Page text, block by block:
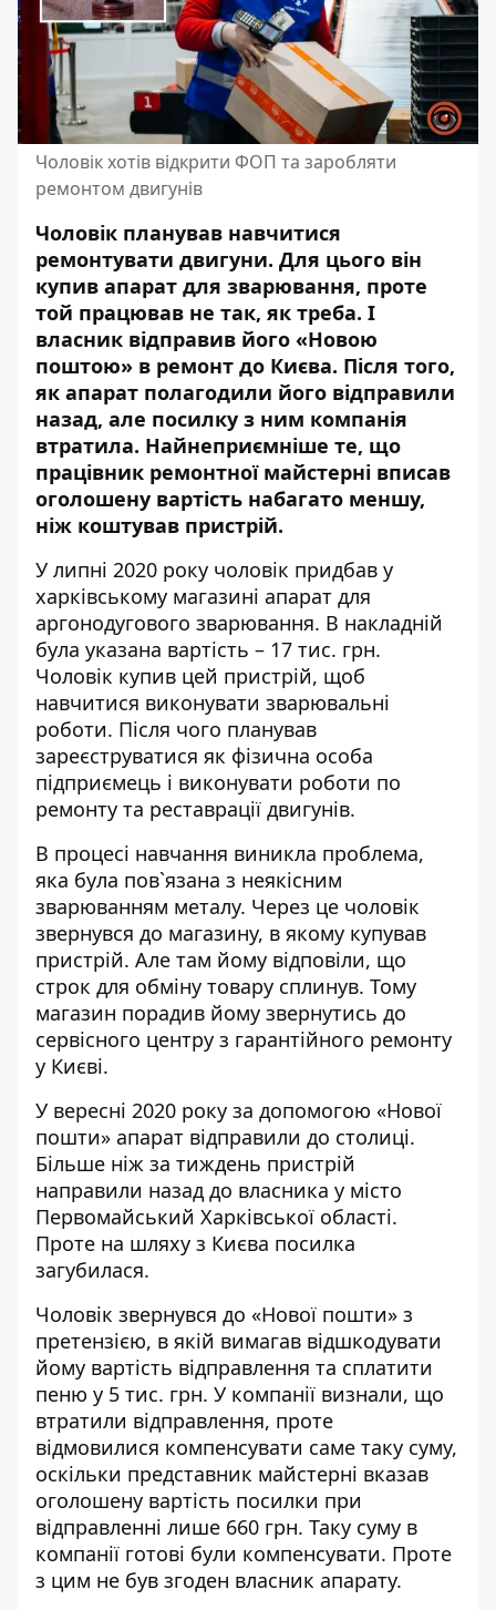
Чоловік хотів відкрити ФОП та заробляти
ремонтом двигунів
Чоловік планував навчитися
ремонтувати двигуни. Для цього він
купив апарат для зварювання, проте
той працював не так, як треба. І
власник відправив його «Новою
поштою» в ремонт до Києва. Після того,
як апарат полагодили його відправили
назад, але посилку з ним компанія
втратила. Найнеприємніше те, що
працівник ремонтної майстерні вписав
оголошену вартість набагато меншу,
ніж коштував пристрій.
У липні 2020 року чоловік придбав у
харківському магазині апарат для
аргонодугового зварювання. В накладній
була указана вартість – 17 тис. грн.
Чоловік купив цей пристрій, щоб
навчитися виконувати зварювальні
роботи. Після чого планував
зареєструватися як фізична особа
підприємець і виконувати роботи по
ремонту та реставрації двигунів.
В процесі навчання виникла проблема,
яка була пов`язана з неякісним
зварюванням металу. Через це чоловік
звернувся до магазину, в якому купував
пристрій. Але там йому відповіли, що
строк для обміну товару сплинув. Тому
магазин порадив йому звернутись до
сервісного центру з гарантійного ремонту
у Києві.
У вересні 2020 року за допомогою «Нової
пошти» апарат відправили до столиці.
Більше ніж за тиждень пристрій
направили назад до власника у місто
Первомайський Харківської області.
Проте на шляху з Києва посилка
загубилася.
Чоловік звернувся до «Нової пошти» з
претензією, в якій вимагав відшкодувати
йому вартість відправлення та сплатити
пеню у 5 тис. грн. У компанії визнали, що
втратили відправлення, проте
відмовилися компенсувати саме таку суму,
оскільки представник майстерні вказав
оголошену вартість посилки при
відправленні лише 660 грн. Таку суму в
компанії готові були компенсувати. Проте
з цим не був згоден власник апарату.